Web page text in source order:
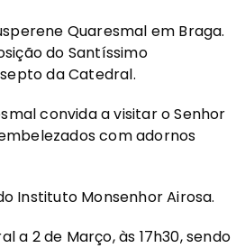
Quaresmal em Braga.
do Santíssimo
da Catedral.
convida a visitar o Senhor
com adornos
Instituto Monsenhor Airosa.
a 2 de Março, às 17h30, sendo